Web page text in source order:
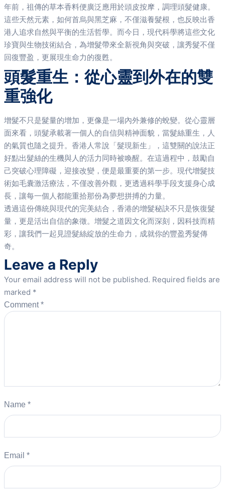
年前，祖傳的草本香料便廣泛應用於頭皮按摩，調理頭髮健康。
這些天然元素，如何首烏與黑芝麻，不僅滋養髮根，也反映出香
港人追求自然與平衡的生活哲學。而今日，現代科學將這些文化
珍寶與生物技術結合，為增髮帶來全新視角與突破，讓秀髮不僅
回復豐盈，更展現生命力的復甦。
頭髮重生：從心靈到外在的雙
重強化
增髮不只是髮量的增加，更像是一場內外兼修的蛻變。從心靈層
面來看，頭髮承載著一個人的自信與精神面貌，當髮絲重生，人
的氣質也隨之提升。香港人常說「髮現新生」，這雙關的說法正
好點出髮絲的生機與人的活力同時被喚醒。在這過程中，鼓勵自
己突破心理障礙，迎接改變，便是最重要的第一步。現代增髮技
術如毛囊激活療法，不僅改善外觀，更透過科學手段支援身心成
長，讓每一個人都能重拾那份為夢想拼搏的力量。
透過這份傳統與現代的完美結合，香港的增髮秘訣不只是恢復髮
量，更是活出自信的象徵。增髮之道因文化而深刻，因科技而精
彩，讓我們一起見證髮絲綻放的生命力，成就你的豐盈秀髮傳
奇。
Leave a Reply
Your email address will not be published. Required fields are
marked *
Comment*
Name *
Email *